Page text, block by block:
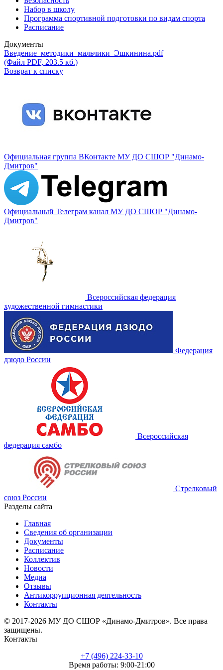
Набор в школу
Программа спортивной подготовки по видам спорта
Расписание
Документы
Введение_методики_мальчики_Эшкинина.pdf
(Файл PDF, 203.5 кб.)
Возврат к списку
Официальная группа ВКонтакте МУ ДО СШОР "Динамо-
Дмитров"
Официальный Телеграм канал МУ ДО СШОР "Динамо-
Дмитров"
Всероссийская федерация
художественной гимнастики
Федерация
дзюдо России
Всероссийская
федерация самбо
Стрелковый
союз России
Разделы сайта
Главная
Сведения об организации
Документы
Расписание
Коллектив
Новости
Медиа
Отзывы
Антикоррупционная деятельность
Контакты
© 2017-2026 МУ ДО СШОР «Динамо-Дмитров». Все права
защищены.
Контакты
+7 (496) 224-33-10
Время работы: 9:00-21:00